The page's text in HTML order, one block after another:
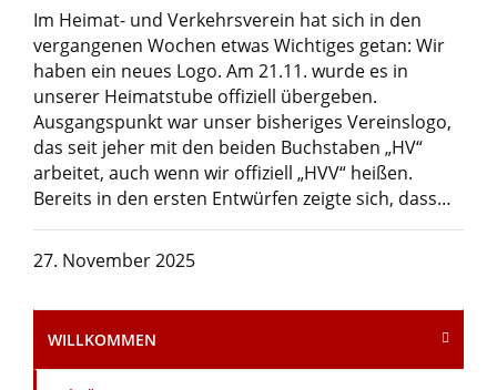
WILLKOMMEN
Im Heimat- und Verkehrsverein hat sich in den
vergangenen Wochen etwas Wichtiges getan: Wir
haben ein neues Logo. Am 21.11. wurde es in
unserer Heimatstube offiziell übergeben.
Ausgangspunkt war unser bisheriges Vereinslogo,
das seit jeher mit den beiden Buchstaben „HV“
arbeitet, auch wenn wir offiziell „HVV“ heißen.
Bereits in den ersten Entwürfen zeigte sich, dass…
27. November 2025